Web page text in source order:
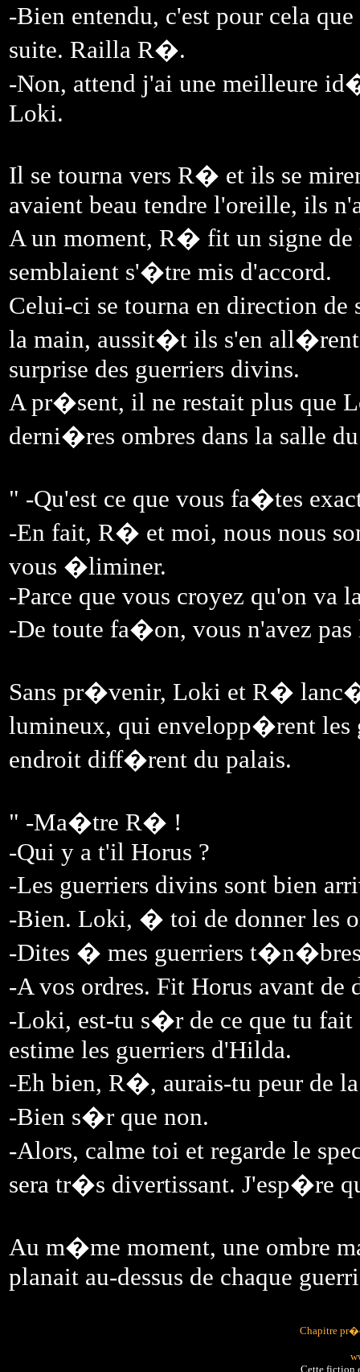
-Bien entendu, c'est pour cela
suite. Railla R�.
-Non, attend j'ai une meilleure
Loki.
Il se tourna vers R� et ils se
avaient beau tendre l'oreille, ils
A un moment, R� fit un signe
semblaient s'�tre mis d'accord.
Celui-ci se tourna en direction
la main, aussit�t ils s'en
surprise des guerriers divins.
A pr�sent, il ne restait plus que
derni�res ombres dans la salle
" -Qu'est ce que vous fa�tes
-En fait, R� et moi, nous nous
vous �liminer.
-Parce que vous croyez qu'on va
-De toute fa�on, vous n'avez
Sans pr�venir, Loki et R�
lumineux, qui envelopp�rent les
endroit diff�rent du palais.
" -Ma�tre R� !
-Qui y a t'il Horus ?
-Les guerriers divins sont bien
-Bien. Loki, � toi de donner les
-Dites � mes guerriers
-A vos ordres. Fit Horus avant
-Loki, est-tu s�r de ce que tu fait
estime les guerriers d'Hilda.
-Eh bien, R�, aurais-tu peur de
-Bien s�r que non.
-Alors, calme toi et regarde le
sera tr�s divertissant. J'esp�re
Au m�me moment, une ombre
planait au-dessus de chaque
Chapitre
Cette fiction